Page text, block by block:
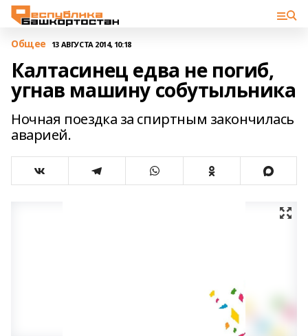
Общее 13 АВГУСТА 2014, 10:18
Калтасинец едва не погиб,
угнав машину собутыльника
Ночная поездка за спиртным закончилась
аварией.